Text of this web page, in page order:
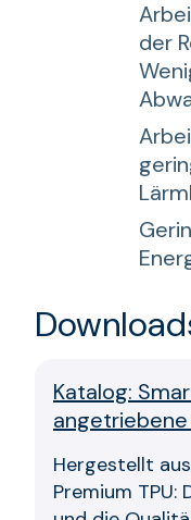
der
Katalog:
Hergestellt
Premium TPU: